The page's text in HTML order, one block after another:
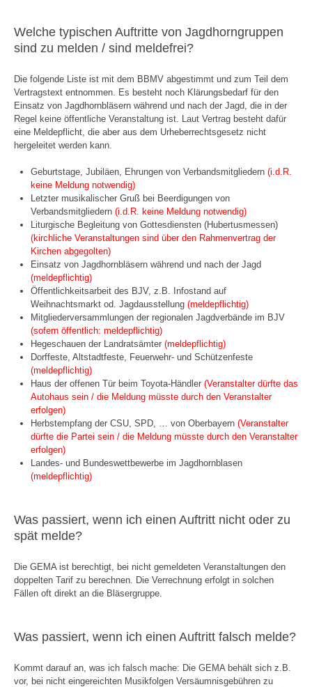
Welche typischen Auftritte von Jagdhorngruppen
sind zu melden / sind meldefrei?
Die folgende Liste ist mit dem BBMV abgestimmt und zum Teil dem
Vertragstext entnommen. Es besteht noch Klärungsbedarf für den
Einsatz von Jagdhornbläsern während und nach der Jagd, die in der
Regel keine öffentliche Veranstaltung ist. Laut Vertrag besteht dafür
eine Meldepflicht, die aber aus dem Urheberrechtsgesetz nicht
hergeleitet werden kann.
Geburtstage, Jubiläen, Ehrungen von Verbandsmitgliedern (i.d.R.
keine Meldung notwendig)
Letzter musikalischer Gruß bei Beerdigungen von
Verbandsmitgliedern (i.d.R. keine Meldung notwendig)
Liturgische Begleitung von Gottesdiensten (Hubertusmessen)
(kirchliche Veranstaltungen sind über den Rahmenvertrag der
Kirchen abgegolten)
Einsatz von Jagdhornbläsern während und nach der Jagd
(meldepflichtig)
Öffentlichkeitsarbeit des BJV, z.B. Infostand auf
Weihnachtsmarkt od. Jagdausstellung (meldepflichtig)
Mitgliederversammlungen der regionalen Jagdverbände im BJV
(sofern öffentlich: meldepflichtig)
Hegeschauen der Landratsämter (meldepflichtig)
Dorffeste, Altstadtfeste, Feuerwehr- und Schützenfeste
(meldepflichtig)
Haus der offenen Tür beim Toyota-Händler (Veranstalter dürfte das
Autohaus sein / die Meldung müsste durch den Veranstalter
erfolgen)
Herbstempfang der CSU, SPD, … von Oberbayern (Veranstalter
dürfte die Partei sein / die Meldung müsste durch den Veranstalter
erfolgen)
Landes- und Bundeswettbewerbe im Jagdhornblasen
(meldepflichtig)
Was passiert, wenn ich einen Auftritt nicht oder zu
spät melde?
Die GEMA ist berechtigt, bei nicht gemeldeten Veranstaltungen den
doppelten Tarif zu berechnen. Die Verrechnung erfolgt in solchen
Fällen oft direkt an die Bläsergruppe.
Was passiert, wenn ich einen Auftritt falsch melde?
Kommt darauf an, was ich falsch mache: Die GEMA behält sich z.B.
vor, bei nicht eingereichten Musikfolgen Versäumnisgebühren zu